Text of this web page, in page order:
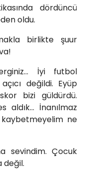
dördüncü
oldu.
birlikte şuur
İyi futbol
değildi. Eyüp
bizi güldürdü.
aldık… İnanılmaz
kaybetmeyelim ne
sevindim. Çocuk
değil.